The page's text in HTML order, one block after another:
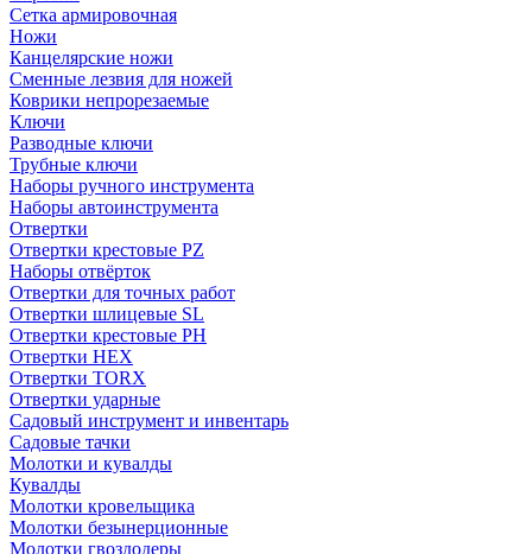
Сетка армировочная
Ножи
Канцелярские ножи
Сменные лезвия для ножей
Коврики непрорезаемые
Ключи
Разводные ключи
Трубные ключи
Наборы ручного инструмента
Наборы автоинструмента
Отвертки
Отвертки крестовые PZ
Наборы отвёрток
Отвертки для точных работ
Отвертки шлицевые SL
Отвертки крестовые PH
Отвертки HEX
Отвертки TORX
Отвертки ударные
Садовый инструмент и инвентарь
Садовые тачки
Молотки и кувалды
Кувалды
Молотки кровельщика
Молотки безынерционные
Молотки гвоздодеры